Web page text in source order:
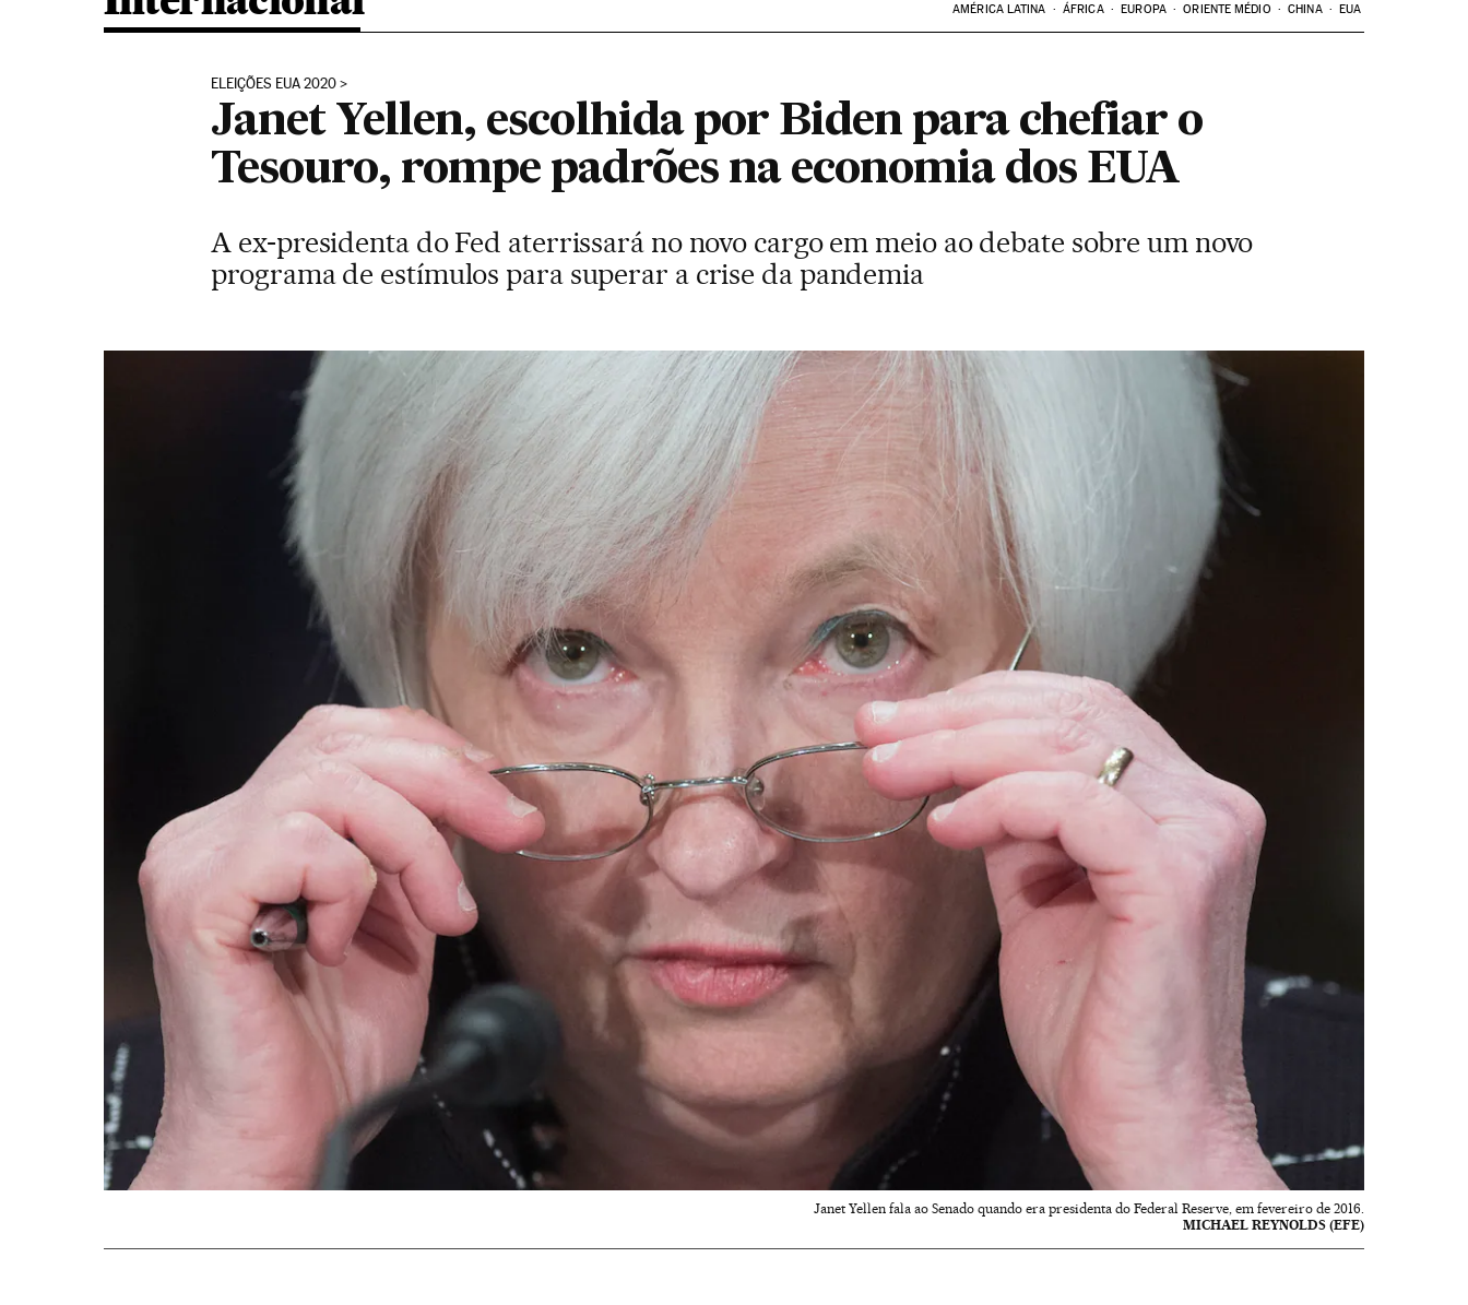
AMÉRICA LATINA ÁFRICA EUROPA ORIENTE MÉDIO CHINA EUA
ELEIÇÕES EUA 2020
Janet Yellen, escolhida por Biden para chefiar o
Tesouro, rompe padrões na economia dos EUA
A ex-presidenta do Fed aterrissará no novo cargo em meio ao debate sobre um novo
programa de estímulos para superar a crise da pandemia
Janet Yellen fala ao Senado quando era presidenta do Federal Reserve, em fevereiro de 2016.
MICHAEL REYNOLDS (EFE)